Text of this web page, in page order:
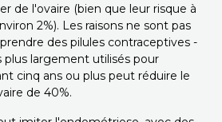
de l'ovaire (bien que leur risque à
2%). Les raisons ne sont pas
des pilules contraceptives -
largement utilisés pour
cinq ans ou plus peut réduire le
de 40%.